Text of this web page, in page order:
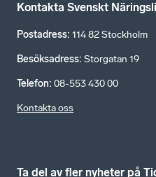
Kontakta Svenskt
Postadress: 114 82 Stockholm
Besöksadress: Storgatan 19
Telefon: 08-553 430 00
Kontakta oss
Ta del av fler nyheter på